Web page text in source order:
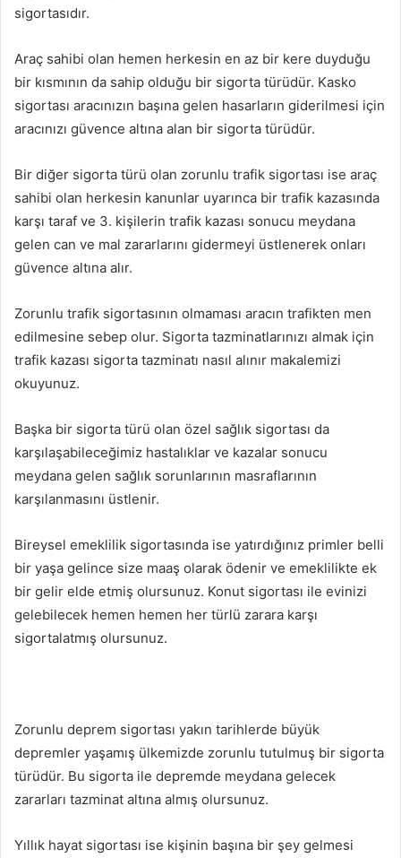
sigortasıdır.
Araç sahibi olan hemen herkesin en az bir kere duyduğu
bir kısmının da sahip olduğu bir sigorta türüdür. Kasko
sigortası aracınızın başına gelen hasarların giderilmesi için
aracınızı güvence altına alan bir sigorta türüdür.
Bir diğer sigorta türü olan zorunlu trafik sigortası ise araç
sahibi olan herkesin kanunlar uyarınca bir trafik kazasında
karşı taraf ve 3. kişilerin trafik kazası sonucu meydana
gelen can ve mal zararlarını gidermeyi üstlenerek onları
güvence altına alır.
Zorunlu trafik sigortasının olmaması aracın trafikten men
edilmesine sebep olur. Sigorta tazminatlarınızı almak için
trafik kazası sigorta tazminatı nasıl alınır makalemizi
okuyunuz.
Başka bir sigorta türü olan özel sağlık sigortası da
karşılaşabileceğimiz hastalıklar ve kazalar sonucu
meydana gelen sağlık sorunlarının masraflarının
karşılanmasını üstlenir.
Bireysel emeklilik sigortasında ise yatırdığınız primler belli
bir yaşa gelince size maaş olarak ödenir ve emeklilikte ek
bir gelir elde etmiş olursunuz. Konut sigortası ile evinizi
gelebilecek hemen hemen her türlü zarara karşı
sigortalatmış olursunuz.
Zorunlu deprem sigortası yakın tarihlerde büyük
depremler yaşamış ülkemizde zorunlu tutulmuş bir sigorta
türüdür. Bu sigorta ile depremde meydana gelecek
zararları tazminat altına almış olursunuz.
Yıllık hayat sigortası ise kişinin başına bir şey gelmesi